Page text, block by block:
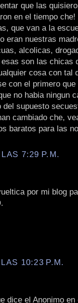
que las
en el tiempo
que van a la
eran nuestras
alcolicas,
son las chicas
cosa con tal
con el primero
no habia ningun
del supuesto
cambiado che,
baratos para las
7:29 P.M.
por mi blog
10:23 P.M.
dice el Anonimo